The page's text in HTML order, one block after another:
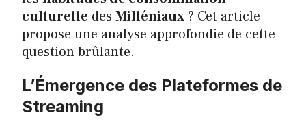
culturelle des Milléniaux ? Cet article
propose une analyse approfondie de cette
question brûlante.
L’Émergence des Plateformes de
Streaming